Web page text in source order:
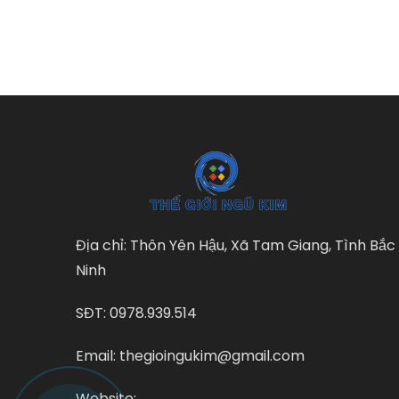
Địa chỉ: Thôn Yên Hậu, Xã Tam Giang, Tình Bắc
Ninh
SĐT: 0978.939.514
Email: thegioingukim@gmail.com